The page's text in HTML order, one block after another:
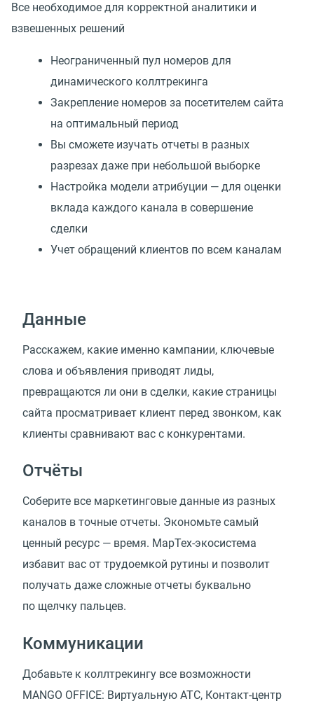
Все необходимое для корректной аналитики и
взвешенных решений
Неограниченный пул номеров для
динамического коллтрекинга
Закрепление номеров за посетителем сайта
на оптимальный период
Вы сможете изучать отчеты в разных
разрезах даже при небольшой выборке
Настройка модели атрибуции — для оценки
вклада каждого канала в совершение
сделки
Учет обращений клиентов по всем каналам
Данные
Расскажем, какие именно кампании, ключевые
слова и объявления приводят лиды,
превращаются ли они в сделки, какие страницы
сайта просматривает клиент перед звонком, как
клиенты сравнивают вас с конкурентами.
Отчёты
Соберите все маркетинговые данные из разных
каналов в точные отчеты. Экономьте самый
ценный ресурс — время. МарТех-экосистема
избавит вас от трудоемкой рутины и позволит
получать даже сложные отчеты буквально
по щелчку пальцев.
Коммуникации
Добавьте к коллтрекингу все возможности
MANGO OFFICE: Виртуальную АТС, Контакт-центр